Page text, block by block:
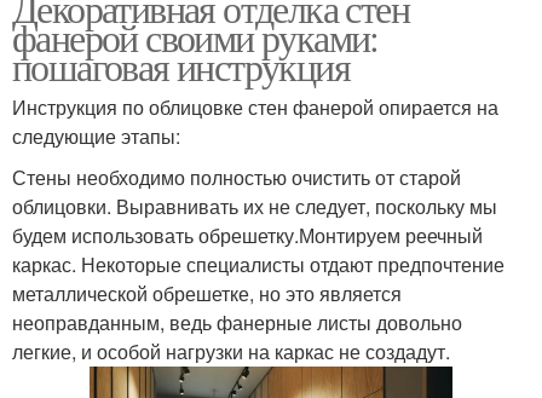
фанерой своими руками:
пошаговая инструкция
Инструкция по облицовке стен фанерой опирается на
следующие этапы:
Стены необходимо полностью очистить от старой
облицовки. Выравнивать их не следует, поскольку мы
будем использовать обрешетку.Монтируем реечный
каркас. Некоторые специалисты отдают предпочтение
металлической обрешетке, но это является
неоправданным, ведь фанерные листы довольно
легкие, и особой нагрузки на каркас не создадут.